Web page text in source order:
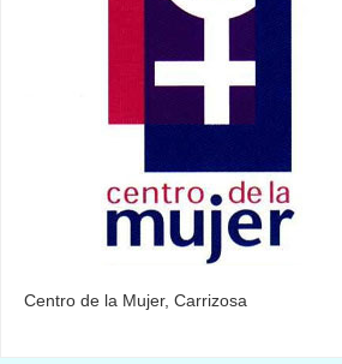
Centro de la Mujer, Carrizosa